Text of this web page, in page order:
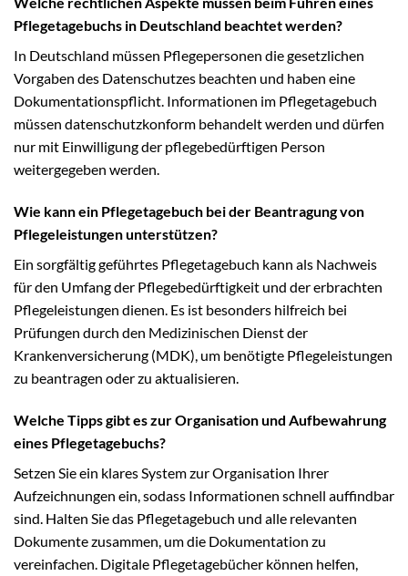
Pflegetagebuchs in Deutschland beachtet werden?
In Deutschland müssen Pflegepersonen die gesetzlichen
Vorgaben des Datenschutzes beachten und haben eine
Dokumentationspflicht. Informationen im Pflegetagebuch
müssen datenschutzkonform behandelt werden und dürfen
nur mit Einwilligung der pflegebedürftigen Person
weitergegeben werden.
Wie kann ein Pflegetagebuch bei der Beantragung von
Pflegeleistungen unterstützen?
Ein sorgfältig geführtes Pflegetagebuch kann als Nachweis
für den Umfang der Pflegebedürftigkeit und der erbrachten
Pflegeleistungen dienen. Es ist besonders hilfreich bei
Prüfungen durch den Medizinischen Dienst der
Krankenversicherung (MDK), um benötigte Pflegeleistungen
zu beantragen oder zu aktualisieren.
Welche Tipps gibt es zur Organisation und Aufbewahrung
eines Pflegetagebuchs?
Setzen Sie ein klares System zur Organisation Ihrer
Aufzeichnungen ein, sodass Informationen schnell auffindbar
sind. Halten Sie das Pflegetagebuch und alle relevanten
Dokumente zusammen, um die Dokumentation zu
vereinfachen. Digitale Pflegetagebücher können helfen,